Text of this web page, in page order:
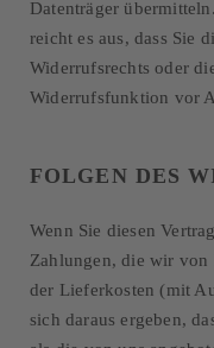
Datenträger
reicht es aus, dass Sie
Widerrufsrechts oder
Widerrufsfunktion vor
FOLGEN DES
Wenn Sie diesen
Zahlungen, die wir von
der Lieferkosten (mit
sich daraus ergeben,